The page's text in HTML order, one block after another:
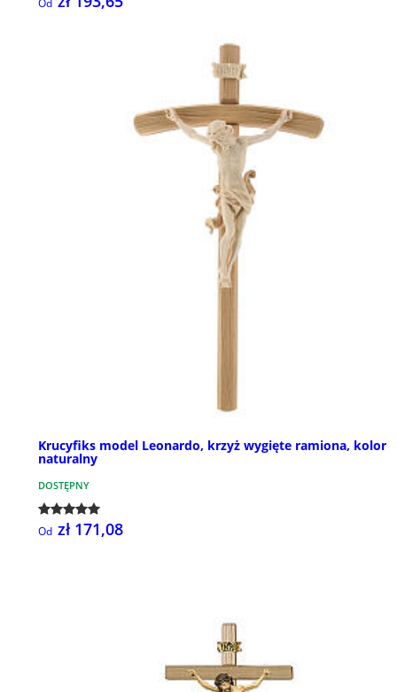
Od
Krucyfiks model Leonardo, krzyż wygięte ramiona, kolor
naturalny
DOSTĘPNY
Od zł 171,08